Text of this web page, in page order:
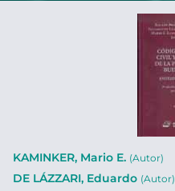
KAMINKER, Mario E. (Autor)
DE LÁZZARI, Eduardo (Autor)